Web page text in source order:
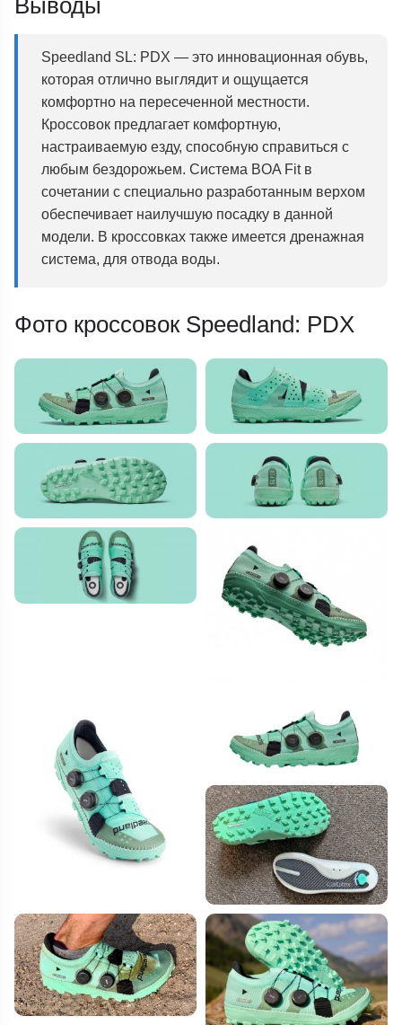
Speedland SL: PDX — это инновационная обувь,
которая отлично выглядит и ощущается
комфортно на пересеченной местности.
Кроссовок предлагает комфортную,
настраиваемую езду, способную справиться с
любым бездорожьем. Система BOA Fit в
сочетании с специально разработанным верхом
обеспечивает наилучшую посадку в данной
модели. В кроссовках также имеется дренажная
система, для отвода воды.
Фото кроссовок Speedland: PDX